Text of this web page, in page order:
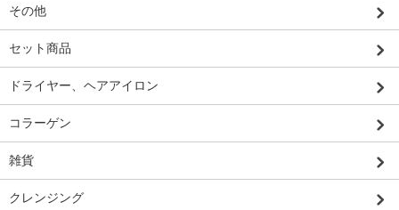
その他
セット商品
ドライヤー、ヘアアイロン
コラーゲン
雑貨
クレンジング